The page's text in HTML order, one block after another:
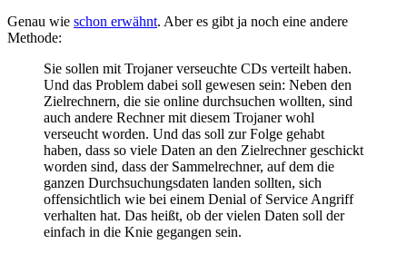
Genau wie schon erwähnt. Aber es gibt ja noch eine andere
Methode:
Sie sollen mit Trojaner verseuchte CDs verteilt haben.
Und das Problem dabei soll gewesen sein: Neben den
Zielrechnern, die sie online durchsuchen wollten, sind
auch andere Rechner mit diesem Trojaner wohl
verseucht worden. Und das soll zur Folge gehabt
haben, dass so viele Daten an den Zielrechner geschickt
worden sind, dass der Sammelrechner, auf dem die
ganzen Durchsuchungsdaten landen sollten, sich
offensichtlich wie bei einem Denial of Service Angriff
verhalten hat. Das heißt, ob der vielen Daten soll der
einfach in die Knie gegangen sein.